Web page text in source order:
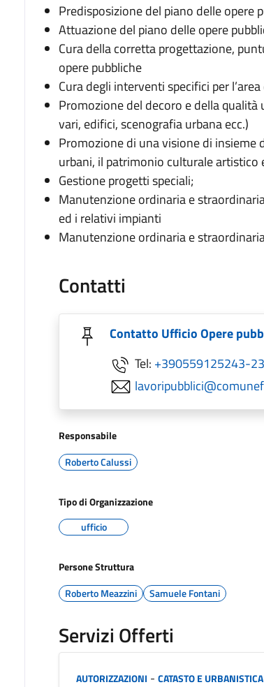
Predisposizione del piano delle opere
Attuazione del piano delle opere
Cura della corretta progettazione,
opere pubbliche
Cura degli interventi specifici per
Promozione del decoro e della
vari, edifici, scenografia urbana ecc.)
Promozione di una visione di insieme
urbani, il patrimonio culturale artistico
Gestione progetti speciali;
Manutenzione ordinaria e
ed i relativi impianti
Manutenzione ordinaria e
Contatti
Contatto Ufficio Opere
Tel: +390559125243-
Responsabile
Roberto Calussi
Tipo di Organizzazione
ufficio
Persone Struttura
Roberto Meazzini
Samuele Fontani
Servizi Offerti
Categoria:
AUTORIZZAZIONI - CATASTO E URBANISTICA